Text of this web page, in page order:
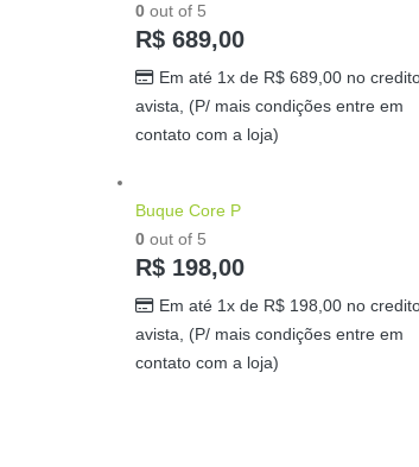
0 out of 5
R$ 689,00
Em até 1x de R$ 689,00 no
avista, (P/ mais condições entre em
contato com a loja)
Buque Core P
0 out of 5
R$ 198,00
Em até 1x de R$ 198,00 no
avista, (P/ mais condições entre em
contato com a loja)